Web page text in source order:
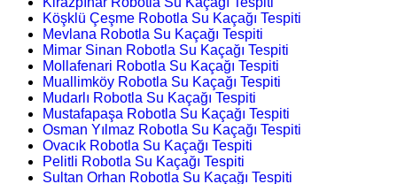
Köşklü Çeşme Robotla Su Kaçağı Tespiti
Mevlana Robotla Su Kaçağı Tespiti
Mimar Sinan Robotla Su Kaçağı Tespiti
Mollafenari Robotla Su Kaçağı Tespiti
Muallimköy Robotla Su Kaçağı Tespiti
Mudarlı Robotla Su Kaçağı Tespiti
Mustafapaşa Robotla Su Kaçağı Tespiti
Osman Yılmaz Robotla Su Kaçağı Tespiti
Ovacık Robotla Su Kaçağı Tespiti
Pelitli Robotla Su Kaçağı Tespiti
Sultan Orhan Robotla Su Kaçağı Tespiti